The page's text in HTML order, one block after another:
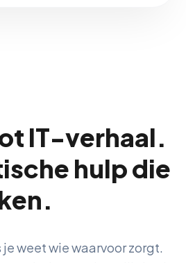
IT-verhaal.
hulp die
weet wie waarvoor zorgt.